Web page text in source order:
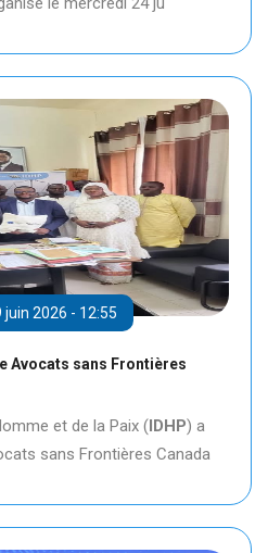
juin 2026 - 12:55
Avocats sans Frontières
et de la Paix (IDHP) a
sans Frontières Canada